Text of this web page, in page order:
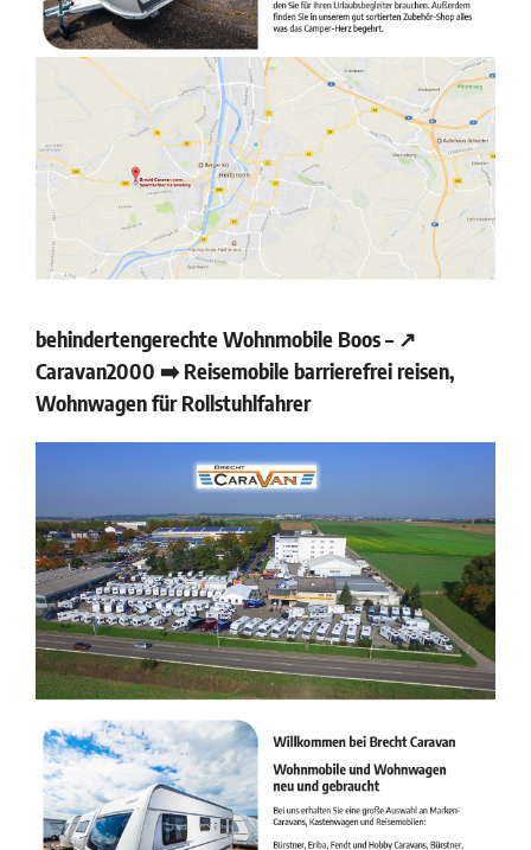
behindertengerechte Wohnmobile Boos – ↗️
Caravan2000 ➡️ Reisemobile barrierefrei reisen,
Wohnwagen für Rollstuhlfahrer